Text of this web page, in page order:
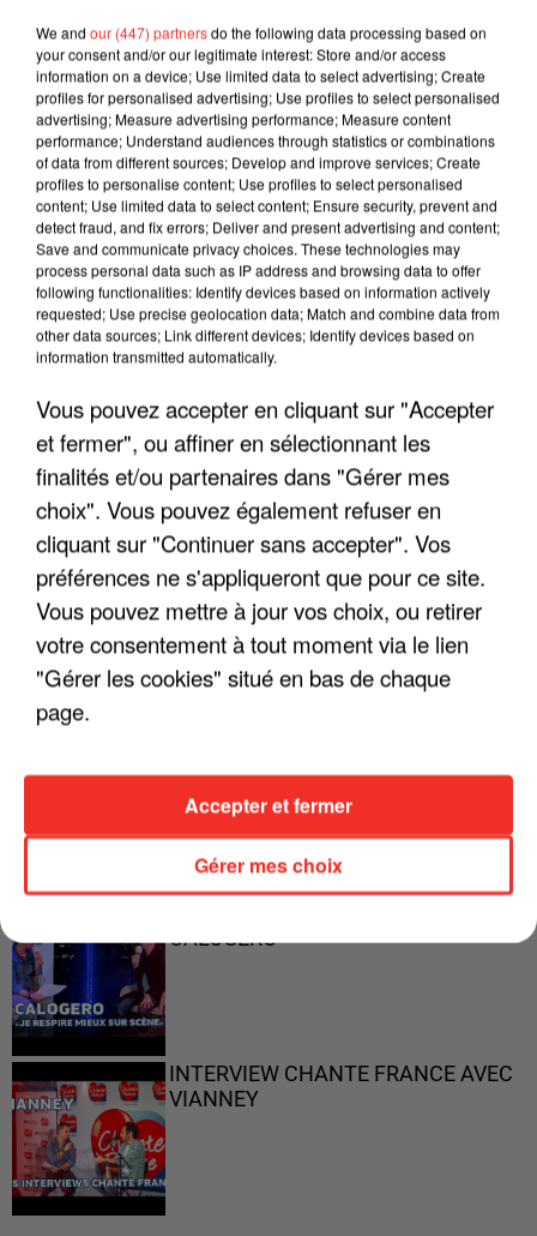
LES INTERVIEWS CHANTE
FRANCE
Voir plus
"JE SUIS À DISPOSITION DES
ENFOIRÉS"
"ON A TOUS LE TRAC"
PARFAITS"
CALOGERO
INTERVIEW CHANTE FRANCE AVEC
VIANNEY
We and our (447) partnersdo the following data processing based on
your consent and/or our legitimate interest: Store and/or access
information on a device; Use limited data to select advertising; Create
profiles for personalised advertising; Use profiles to select personalised
advertising; Measure advertising performance; Measure content
performance; Understand audiences through statistics or combinations
of data from different sources; Develop and improve services; Create
profiles to personalise content; Use profiles to select personalised
content; Use limited data to select content; Ensure security, prevent and
detect fraud, and fix errors; Deliver and present advertising and content;
Save and communicate privacy choices. These technologies may
process personal data such as IP address and browsing data to offer
following functionalities: Identify devices based on information actively
requested; Use precise geolocation data; Match and combine data from
other data sources; Link different devices; Identify devices based on
information transmitted automatically.
Vous pouvez accepter en cliquant sur "Accepter
et fermer", ou affiner en sélectionnant les
finalités et/ou partenaires dans "Gérer mes
choix". Vous pouvez également refuser en
cliquant sur "Continuer sans accepter". Vos
préférences ne s'appliqueront que pour ce site.
Vous pouvez mettre à jour vos choix, ou retirer
votre consentement à tout moment via le lien
"Gérer les cookies" situé en bas de chaque
page.
Gérer mes choix
Accepter et fermer